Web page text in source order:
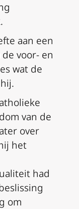
aan een
voor- en
wat de
van de
over
het
had
om